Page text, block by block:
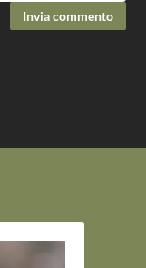
Invia commento